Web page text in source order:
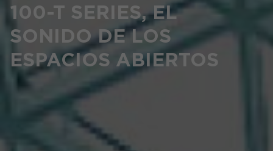
100-T SERIES, EL
SONIDO DE LOS
ESPACIOS ABIERTOS